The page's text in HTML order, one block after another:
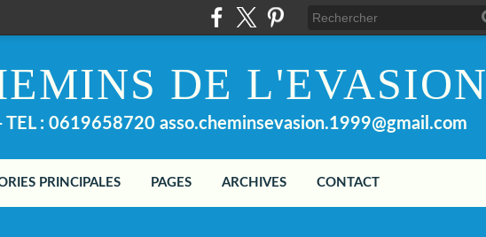
DE L'EVASION
TEL : 0619658720 asso.cheminsevasion.1999@gmail.com
PRINCIPALES PAGES ARCHIVES CONTACT